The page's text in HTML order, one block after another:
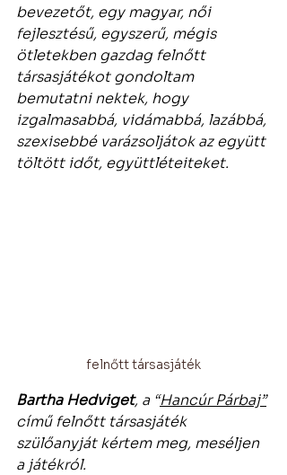
bevezetőt, egy magyar, női
fejlesztésű, egyszerű, mégis
ötletekben gazdag felnőtt
társasjátékot gondoltam
bemutatni nektek, hogy
izgalmasabbá, vidámabbá, lazábbá,
szexisebbé varázsoljátok az együtt
töltött időt, együttléteiteket.
felnőtt társasjáték
Bartha Hedviget, a “Hancúr Párbaj”
című felnőtt társasjáték
szülőanyját kértem meg, meséljen
a játékról.